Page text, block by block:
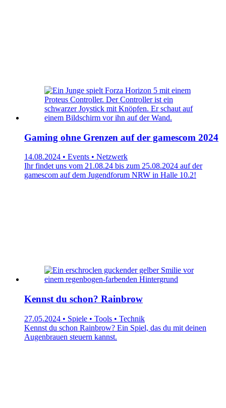
Gaming ohne Grenzen auf der gamescom 2024
14.08.2024 • Events • Netzwerk
Ihr findet uns vom 21.08.24 bis zum 25.08.2024 auf der
gamescom auf dem Jugendforum NRW in Halle 10.2!
Kennst du schon? Rainbrow
27.05.2024 • Spiele • Tools • Technik
Kennst du schon Rainbrow? Ein Spiel, das du mit deinen
Augenbrauen steuern kannst.